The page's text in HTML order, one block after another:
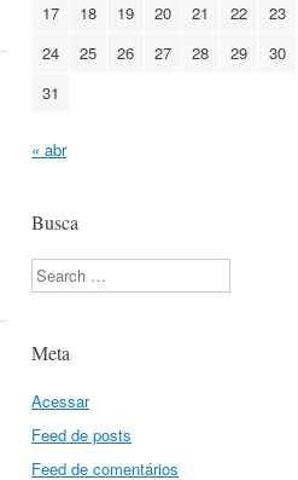
17
18 19 20 21 22
23
24
25 26 27 28 29
30
31
« abr
Busca
Search
Meta
Acessar
Feed de posts
Feed de comentários